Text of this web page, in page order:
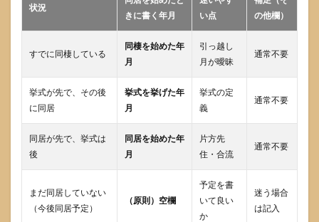
て住
の住
所で
記入
8.2
届・
転居
状況
きに書く年月
い点
の他欄）
すでに同棲している
同棲を始めた年
月
引っ越し
月が曖昧
通常不要
挙式が先で、その後
に同居
挙式を挙げた年
月
挙式の定
義
通常不要
同居が先で、挙式は
後
同居を始めた年
月
片方先
住・合流
通常不要
まだ同居していない
（今後同居予定）
（原則）空欄
予定を書
いて良い
か
迷う場合
は記入